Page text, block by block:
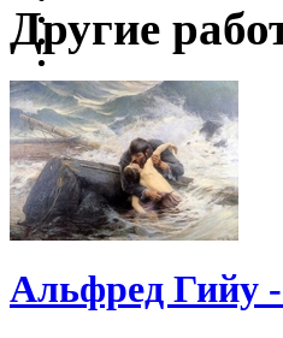
Другие
Альфред Гийу